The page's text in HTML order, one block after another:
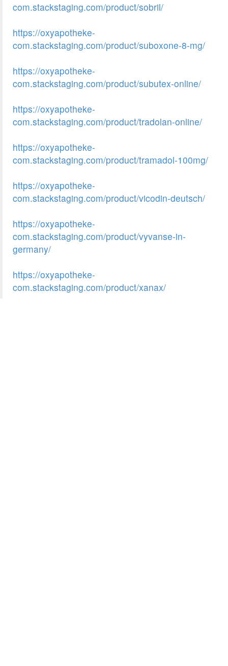
com.stackstaging.com/product/sobril/
https://oxyapotheke-
com.stackstaging.com/product/suboxone-8-mg/
https://oxyapotheke-
com.stackstaging.com/product/subutex-online/
https://oxyapotheke-
com.stackstaging.com/product/tradolan-online/
https://oxyapotheke-
com.stackstaging.com/product/tramadol-100mg/
https://oxyapotheke-
com.stackstaging.com/product/vicodin-deutsch/
https://oxyapotheke-
com.stackstaging.com/product/vyvanse-in-
germany/
https://oxyapotheke-
com.stackstaging.com/product/xanax/